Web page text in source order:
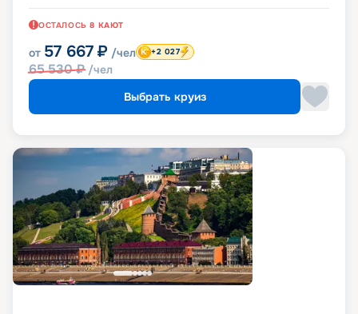
ОСТАЛОСЬ 8 КАЮТ
от 57 667 ₽ /чел
65 530₽ /чел
+2 027
Выбрать круиз